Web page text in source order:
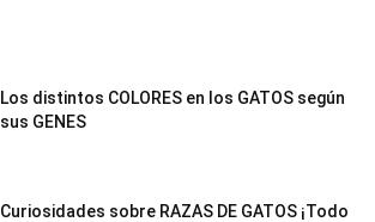
Los distintos COLORES en los GATOS según
sus GENES
Curiosidades sobre RAZAS DE GATOS ¡Todo